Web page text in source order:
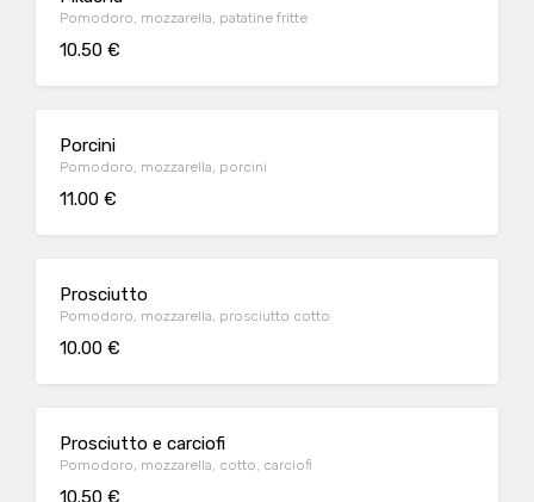
Pomodoro, mozzarella, patatine fritte
10.50 €
Porcini
Pomodoro, mozzarella, porcini
11.00 €
Prosciutto
Pomodoro, mozzarella, prosciutto cotto
10.00 €
Prosciutto e carciofi
Pomodoro, mozzarella, cotto, carciofi
10.50 €